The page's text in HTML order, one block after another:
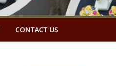
CONTACT US